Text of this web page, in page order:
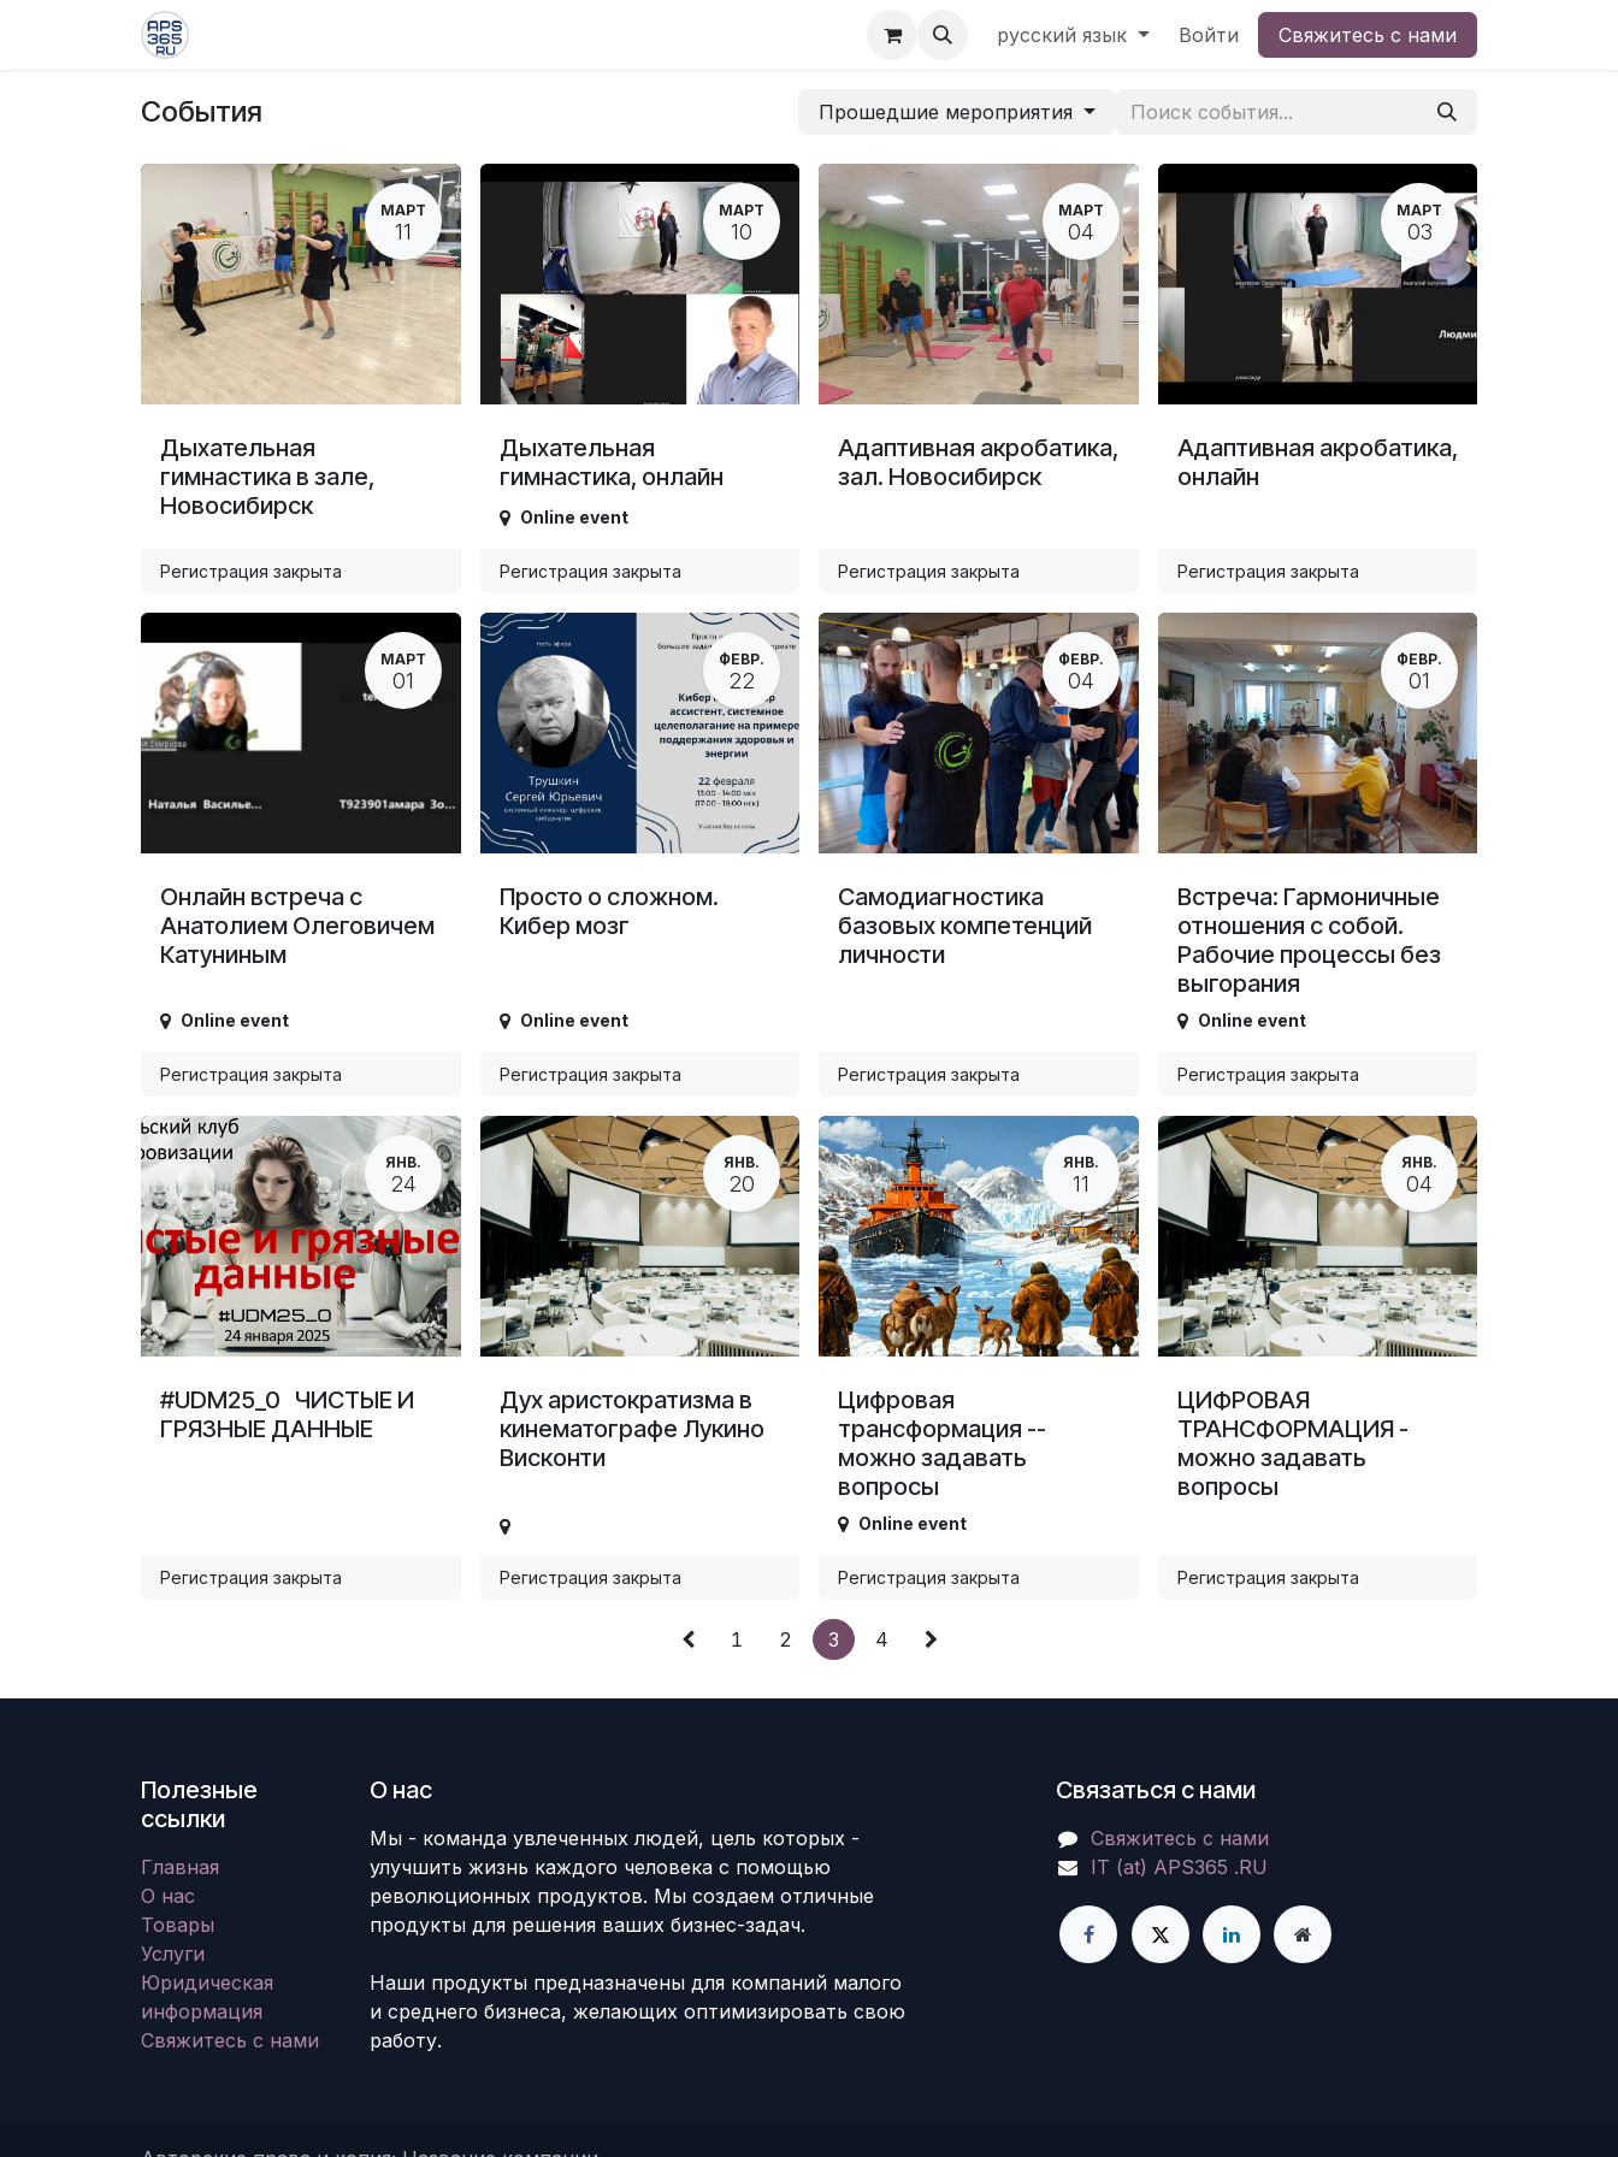
русский язык Войти Свяжитесь с нами
События Прошедшие мероприятия
МАРТ
11
Дыхательная
гимнастика в зале,
Новосибирск
Регистрация закрыта
МАРТ
10
Дыхательная
гимнастика, онлайн
Online event
Регистрация закрыта
МАРТ
04
Адаптивная акробатика,
зал. Новосибирск
Регистрация закрыта
МАРТ
03
Адаптивная акробатика,
онлайн
Регистрация закрыта
МАРТ
01
Онлайн встреча с
Анатолием Олеговичем
Катуниным
Online event
Регистрация закрыта
ФЕВР.
22
Просто о сложном.
Кибер мозг
Online event
Регистрация закрыта
ФЕВР.
04
Самодиагностика
базовых компетенций
личности
Регистрация закрыта
ФЕВР.
01
Встреча: Гармоничные
отношения с собой.
Рабочие процессы без
выгорания
Online event
Регистрация закрыта
ЯНВ.
24
#UDM25_0 ЧИСТЫЕ И
ГРЯЗНЫЕ ДАННЫЕ
Регистрация закрыта
ЯНВ.
20
Дух аристократизма в
кинематографе Лукино
Висконти
Регистрация закрыта
ЯНВ.
11
Цифровая
трансформация --
можно задавать
вопросы
Online event
Регистрация закрыта
ЯНВ.
04
ЦИФРОВАЯ
ТРАНСФОРМАЦИЯ -
можно задавать
вопросы
Регистрация закрыта
1 2 3 4
Полезные
ссылки
Главная
О нас
Товары
Услуги
Юридическая
информация
Свяжитесь с нами
О нас
Мы - команда увлеченных людей, цель которых -
улучшить жизнь каждого человека с помощью
революционных продуктов. Мы создаем отличные
продукты для решения ваших бизнес-задач.
Наши продукты предназначены для компаний малого
и среднего бизнеса, желающих оптимизировать свою
работу.
Связаться с нами
Свяжитесь с нами
IT (at) APS365 .RU